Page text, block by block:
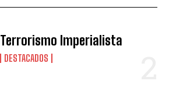
Terrorismo Imperialista
DESTACADOS